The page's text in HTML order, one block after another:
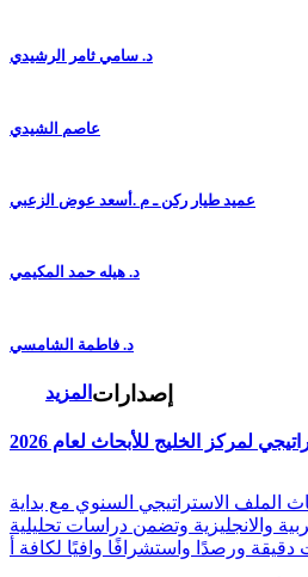
د. سامي ثامر الرشيدي
عاصم الشيدي
عميد طيار ركن ـ م .أسعد عوض الزعبي
د. هيله حمد المكيمي
د. فاطمة الشامسي
المزيد إصدارات
لمركز الخليج للأبحاث لعام 2026
الملف الاستراتيجي السنوي مع بداية
العربية والانجليزية وتضمن دراسات تحليلية
ورصدًا واستشرافًا وافيًا لكافة أ